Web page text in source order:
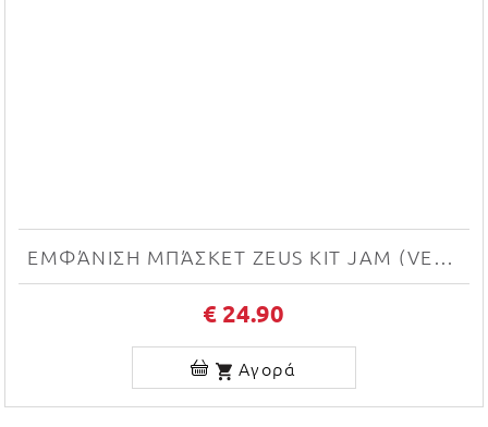
ΕΜΦΆΝΙΣΗ ΜΠΆΣΚΕΤ ZEUS KIT JAM (VERDE FLUO/NERO)
€ 24.90
Αγορά